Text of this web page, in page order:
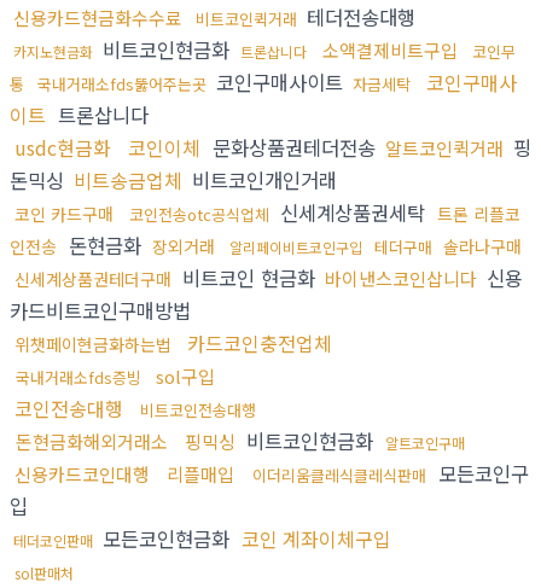
신용카드현금화수수료 비트코인퀵거래 테더전송대행
카지노현금화 비트코인현금화 트론삽니다 소액결제비트구입
코인무
통
국내거래소fds뚫어주는곳 코인구매사이트 자금세탁
코인구매사
이트 트론삽니다
usdc현금화 코인이체 문화상품권테더전송 알트코인퀵거래 핑
돈믹싱 비트송금업체 비트코인개인거래
코인 카드구매 코인전송otc공식업체 신세계상품권세탁 트론 리플코
인전송 돈현금화 장외거래 알리페이비트코인구입 테더구매 솔라나구매
신세계상품권테더구매 비트코인 현금화 바이낸스코인삽니다 신용
카드비트코인구매방법
위챗페이현금화하는법 카드코인충전업체
국내거래소fds증빙 sol구입
코인전송대행 비트코인전송대행
돈현금화해외거래소 핑믹싱 비트코인현금화 알트코인구매
신용카드코인대행 리플매입 이더리움클레식클레식판매
모든코인구
입
테더코인판매 모든코인현금화 코인 계좌이체구입
sol판매처